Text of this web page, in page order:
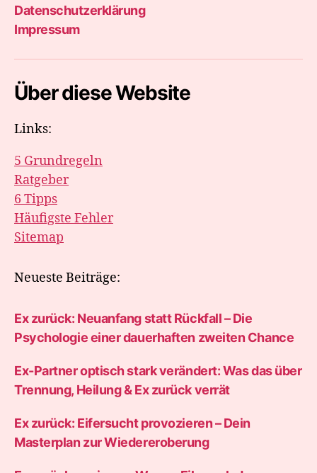
Datenschutzerklärung
Impressum
Über diese Website
Links:
5 Grundregeln
Ratgeber
6 Tipps
Häufigste Fehler
Sitemap
Neueste Beiträge:
Ex zurück: Neuanfang statt Rückfall – Die
Psychologie einer dauerhaften zweiten Chance
Ex-Partner optisch stark verändert: Was das über
Trennung, Heilung & Ex zurück verrät
Ex zurück: Eifersucht provozieren – Dein
Masterplan zur Wiedereroberung